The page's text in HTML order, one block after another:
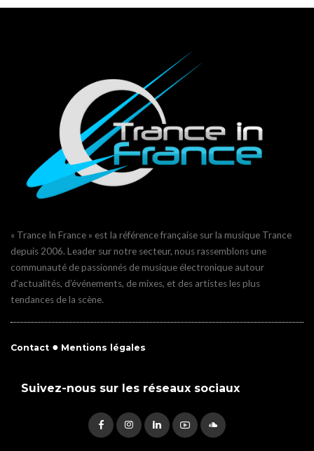
« Trance In France » est la référence française sur la musique Trance
depuis 2006. Leader sur notre secteur, nous rassemblons une
communauté de passionnés de musique électronique autour
d'actualités, d’événements, de mixes, et des artistes les plus
tendances de la scène.
Contact ● Mentions légales
Suivez-nous sur les réseaux sociaux